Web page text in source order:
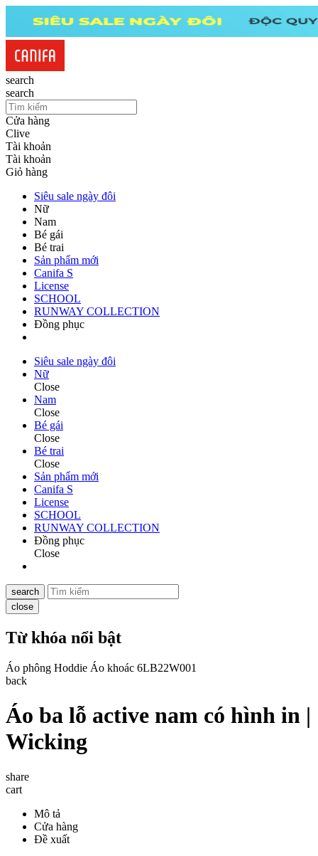
search
search
Cửa hàng
Clive
Tài khoản
Tài khoản
Giỏ hàng
Siêu sale ngày đôi
Nữ
Nam
Bé gái
Bé trai
Sản phẩm mới
Canifa S
License
SCHOOL
RUNWAY COLLECTION
Đồng phục
Siêu sale ngày đôi
Nữ
Close
Nam
Close
Bé gái
Close
Bé trai
Close
Sản phẩm mới
Canifa S
License
SCHOOL
RUNWAY COLLECTION
Đồng phục
Close
search
close
Từ khóa nổi bật
Áo phông Hoddie Áo khoác 6LB22W001
back
Áo ba lỗ active nam có hình in |
Wicking
share
cart
Mô tả
Cửa hàng
Đề xuất